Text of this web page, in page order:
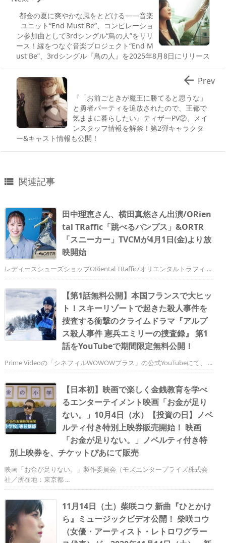
都会の夏に爽やかな風をとどける――音楽
ユニット“End Must Be”、コンピレーショ
ン参加曲として3rdシングル“鳥の人”をリリ
ース！縁をつなぐ音楽プロジェクト“End M
ust Be”、3rdシングル『鳥の人』を2025年8月8日にリリース
『「お前ごときが魔王に勝てると思うな」
と勇者パーティを追放されたので、王都で
気ままに暮らしたい』ティザーPV②、メイ
ンスタッフ情報を解禁！第2弾キャラクタ
ー&キャスト情報も公開！
 Prev
 関連記事
田中理恵さん、横田真悠さん出演/ORien
tal TRaffic「跳べるパンプス」&ORTR
「スニーカー」TVCMが4月1日(金)より放
映開始
レディースシューズショップORiental TRaffic/オリエンタルトラフィ ...
【第1話無料公開】本国フランスで大ヒッ
ト！スキーリゾートで起きた殺人事件を
捜査する衝撃のクライムドラマ『アルプ
ス殺人事件 憲兵エミリーの捜査録』 第1
話をYouTubeで期間限定無料公開！
Prime Videoの「シネフィルWOWOWプラス」の公式YouTubeにて、 ...
【日本初】映画で楽しく金銭教育を学べ
るエンターテイメント映画「お金が足り
ない。」10月4日（水）【投資の日】ノベ
ルティ付き特別上映券販売開始！ 映画
「お金が足りない。」ノベルティ付き特
別上映券を、チケットぴあにて販売
映画「お金が足りない。」製作委員会（モズエンタープライズ株式会
社／所在地：東京都 ...
11月14日（土）柴咲コウ 新曲『ひとかけ
ら』ミュージックビデオ公開！ 柴咲コウ
（女優・アーティスト・レトロワグラー